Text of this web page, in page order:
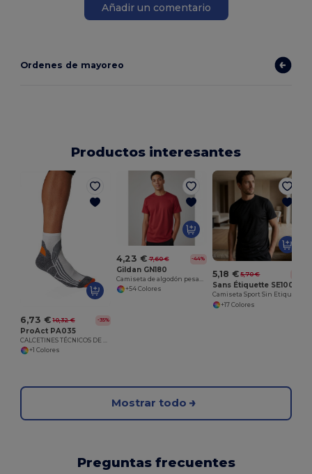
Añadir un comentario
Ordenes de mayoreo
Productos interesantes
6,73 € 10,32 € -35%
ProAct PA035
+1 Colores
4,23 € 7,60 € -44%
Gildan GN180
+54 Colores
5,18 € 5,70 €
Sans Étiquette SE100
+17 Colores
Mostrar todo
Preguntas frecuentes